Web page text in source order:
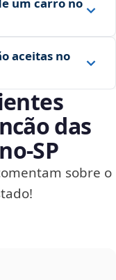
um carro no
aceitas no
das
sobre o